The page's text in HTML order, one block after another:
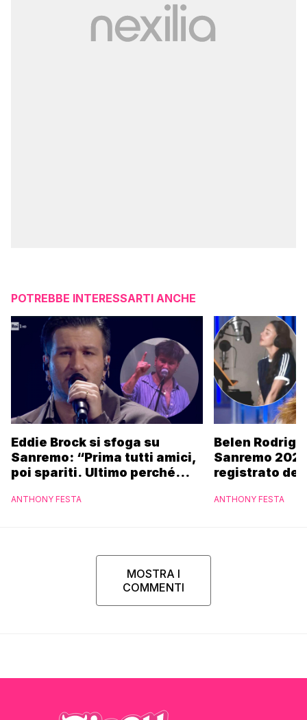
POTREBBE INTERESSARTI ANCHE
Eddie Brock si sfoga su
Sanremo: “Prima tutti amici,
poi spariti. Ultimo perché
marchette”
ANTHONY FESTA
Belen
Sanremo
registrato dei
ANTHONY FESTA
MOSTRA I
COMMENTI